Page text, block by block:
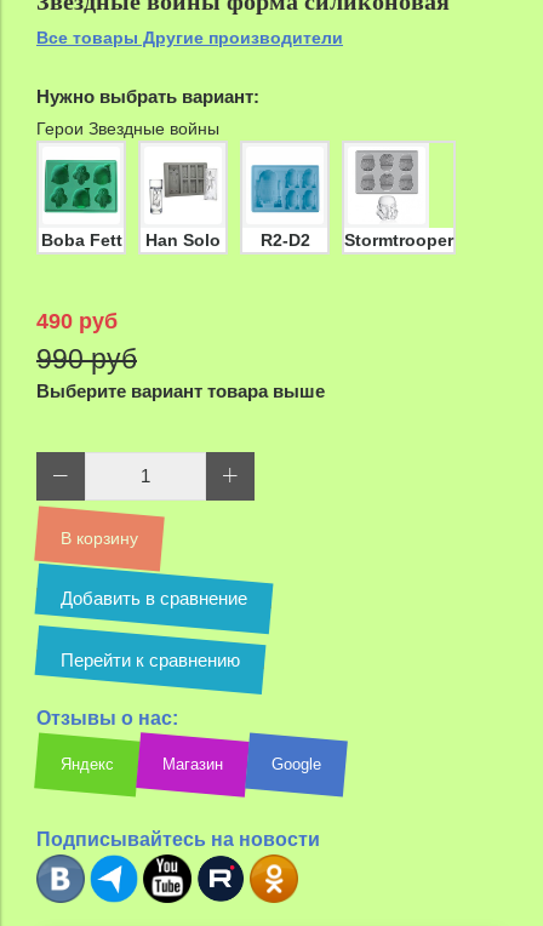
Все товары Другие производители
Нужно выбрать вариант:
Герои Звездные войны
Boba Fett Han Solo R2-D2 Stormtrooper
490 руб
990 руб
Выберите вариант товара выше
В корзину
Добавить в сравнение
Перейти к сравнению
Отзывы о нас:
Яндекс Магазин Google
Подписывайтесь на новости